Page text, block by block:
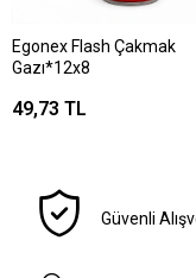
Egonex Flash Çakmak
Gazı*12x8
49,73 TL
Güvenli